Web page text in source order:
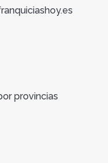
provincias